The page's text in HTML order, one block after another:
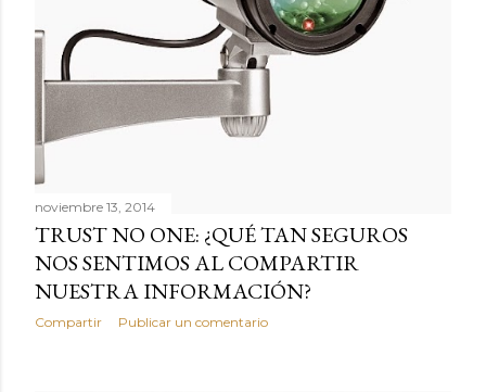
noviembre 13, 2014
TRUST NO ONE: ¿QUÉ TAN SEGUROS
NOS SENTIMOS AL COMPARTIR
NUESTRA INFORMACIÓN?
Compartir Publicar un comentario